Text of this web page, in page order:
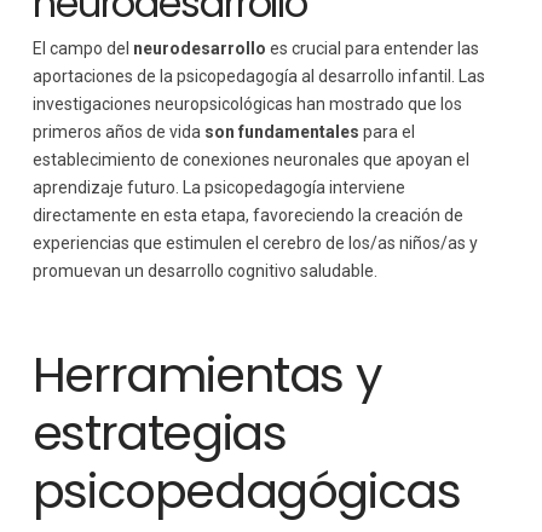
El campo del neurodesarrollo es crucial para entender las
aportaciones de la psicopedagogía al desarrollo infantil. Las
investigaciones neuropsicológicas han mostrado que los
primeros años de vida son fundamentales para el
establecimiento de conexiones neuronales que apoyan el
aprendizaje futuro. La psicopedagogía interviene
directamente en esta etapa, favoreciendo la creación de
experiencias que estimulen el cerebro de los/as niños/as y
promuevan un desarrollo cognitivo saludable.
Herramientas y
estrategias
psicopedagógicas